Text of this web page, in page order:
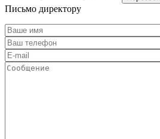
Письмо директору